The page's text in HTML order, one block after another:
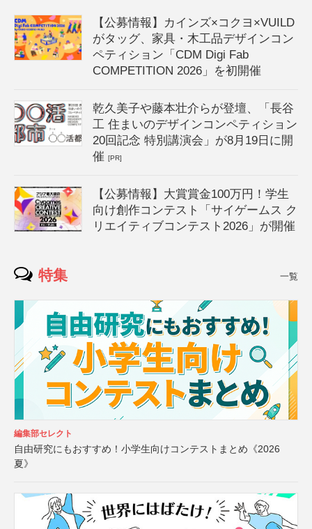
【公募情報】カインズ×コクヨ×VUILD
がタッグ、家具・木工品デザインコン
ペティション「CDM Digi Fab
COMPETITION 2026」を初開催
乾久美子や藤本壮介らが登壇、「長谷
工 住まいのデザインコンペティション
20回記念 特別講演会」が8月19日に開
催[PR]
【公募情報】大賞賞金100万円！学生
向け創作コンテスト「サイゲームス ク
リエイティブコンテスト2026」が開催
特集 一覧
編集部セレクト
自由研究にもおすすめ！小学生向けコンテストまとめ《2026
夏》